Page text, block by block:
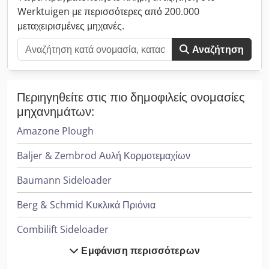
εγγύηση
Werktuigen με περισσότερες από 200.000
μεταχειρισμένες μηχανές.
Αναζήτηση
Περιηγηθείτε στις πιο δημοφιλείς ονομασίες
μηχανημάτων:
Amazone Plough
Baljer & Zembrod Αυλή Κορμοτεμαχίων
Baumann Sideloader
Berg & Schmid Κυκλικά Πριόνια
Combilift Sideloader
Cvs Ferrari ReachstackerΕμφάνιση περισσότερων